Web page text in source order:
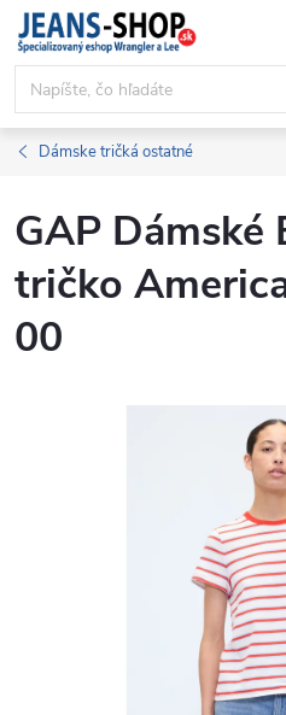
Prejsť
obsah
Dámske tričká ostatné
GAP Dámské
tričko
00